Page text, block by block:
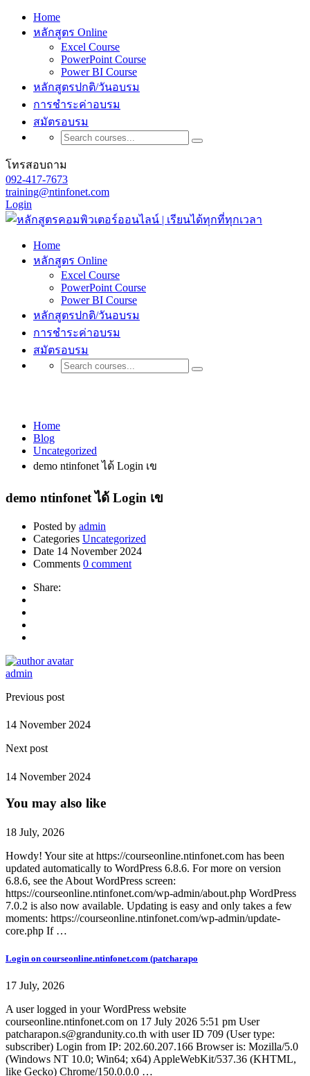
Home
หลักสูตร Online
Excel Course
PowerPoint Course
Power BI Course
หลักสูตรปกติ/วันอบรม
การชำระค่าอบรม
สมัตรอบรม
โทรสอบถาม
092-417-7673
training@ntinfonet.com
Login
Home
หลักสูตร Online
Excel Course
PowerPoint Course
Power BI Course
หลักสูตรปกติ/วันอบรม
การชำระค่าอบรม
สมัตรอบรม
Home
Blog
Uncategorized
demo ntinfonet ได้ Login เข
demo ntinfonet ได้ Login เข
Posted by admin
Categories Uncategorized
Date 14 November 2024
Comments 0 comment
Share:
admin
Previous post
14 November 2024
Next post
14 November 2024
You may also like
18 July, 2026
Howdy! Your site at https://courseonline.ntinfonet.com has been
updated automatically to WordPress 6.8.6. For more on version
6.8.6, see the About WordPress screen:
https://courseonline.ntinfonet.com/wp-admin/about.php WordPress
7.0.2 is also now available. Updating is easy and only takes a few
moments: https://courseonline.ntinfonet.com/wp-admin/update-
core.php If …
Login on courseonline.ntinfonet.com (patcharapo
17 July, 2026
A user logged in your WordPress website
courseonline.ntinfonet.com on 17 July 2026 5:51 pm User
patcharapon.s@grandunity.co.th with user ID 709 (User type:
subscriber) Login from IP: 202.60.207.166 Browser is: Mozilla/5.0
(Windows NT 10.0; Win64; x64) AppleWebKit/537.36 (KHTML,
like Gecko) Chrome/150.0.0.0 …